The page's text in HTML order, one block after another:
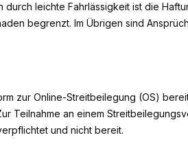
leichte Fahrlässigkeit ist die
begrenzt. Im Übrigen sind
zur Online-Streitbeilegung (OS)
Teilnahme an einem
und nicht bereit.